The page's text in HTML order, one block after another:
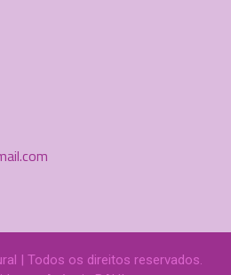
| Todos os direitos reservados.